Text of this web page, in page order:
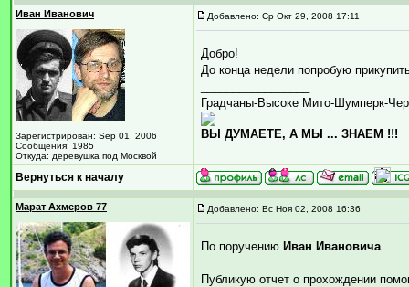
Иван Иванович
Зарегистрирован: Sep 01, 2006
Сообщения: 1985
Откуда: деревушка под Москвой
Добавлено: Ср Окт 29, 2008 17:11
Добро!
До конца недели попробую
Градчаны-Высоке Мито-Шумперк-
ВЫ ДУМАЕТЕ, А МЫ ... ЗНАЕМ !!!
Вернуться к началу
Марат Ахмеров 77 Добавлено: Вс Ноя 02, 2008 16:36
По поручению Иван Ивановича
Публикую отчет о прохождении